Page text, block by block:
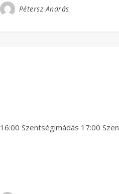
Pétersz András
16:00 Szentségimádás 17:00